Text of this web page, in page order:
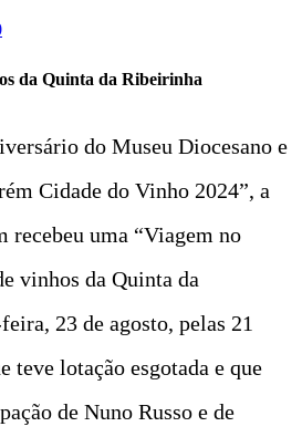
da Quinta da Ribeirinha
do Museu Diocesano e
Cidade do Vinho 2024”, a
recebeu uma “Viagem no
vinhos da Quinta da
23 de agosto, pelas 21
teve lotação esgotada e que
de Nuno Russo e de